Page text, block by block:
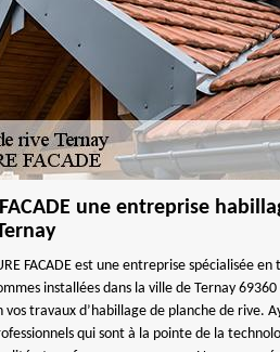
FACADE une entreprise
FACADE est une entreprise spécialisée
installées dans la ville de Ternay
travaux d’habillage de planche de rive.
qui sont à la pointe de la